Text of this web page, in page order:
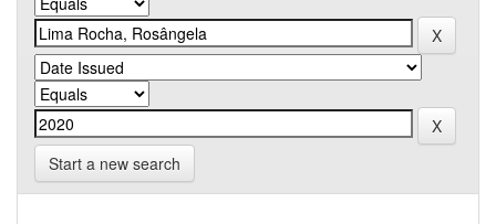
Start a new search